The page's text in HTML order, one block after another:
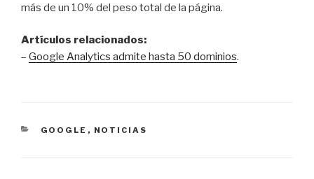
más de un 10% del peso total de la página.
Artículos relacionados:
– Google Analytics admite hasta 50 dominios.
CATEGORÍAS
GOOGLE , NOTICIAS